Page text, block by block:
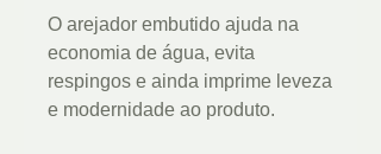
O arejador embutido ajuda na
economia de água, evita
respingos e ainda imprime leveza
e modernidade ao produto.